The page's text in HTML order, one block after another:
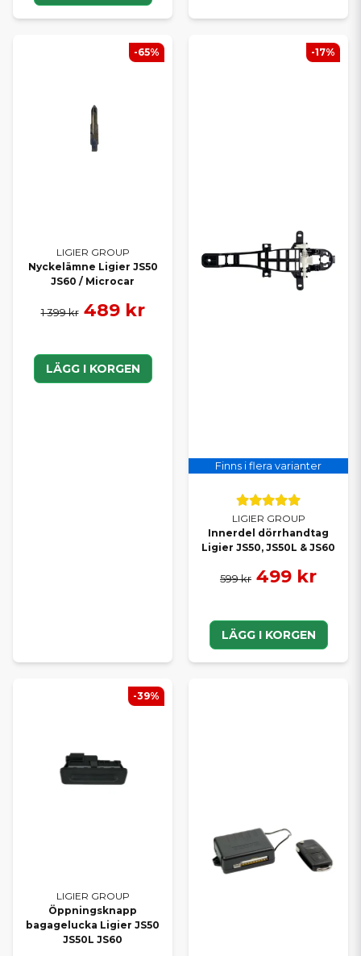
LIGIER GROUP
Nyckelämne Ligier JS50
JS60 / Microcar
1 399 kr 489 kr
LÄGG I KORGEN
-65%
Finns i flera varianter
LIGIER GROUP
Innerdel dörrhandtag
Ligier JS50, JS50L & JS60
599 kr 499 kr
LÄGG I KORGEN
-17%
LIGIER GROUP
Öppningsknapp
bagagelucka Ligier JS50
JS50L JS60
-39%